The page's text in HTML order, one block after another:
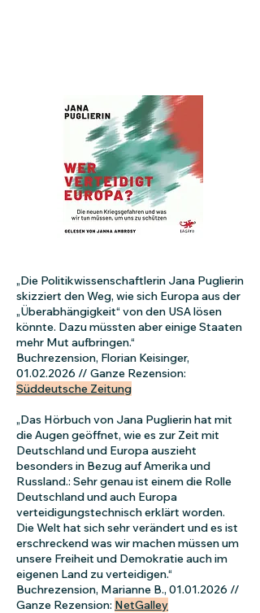
„Die Politikwissenschaftlerin Jana Puglierin
skizziert den Weg, wie sich Europa aus der
„Überabhängigkeit“ von den USA lösen
könnte. Dazu müssten aber einige Staaten
mehr Mut aufbringen.“
Buchrezension, Florian Keisinger,
01.02.2026 // Ganze Rezension:
Süddeutsche Zeitung
„Das Hörbuch von Jana Puglierin hat mit
die Augen geöffnet, wie es zur Zeit mit
Deutschland und Europa auszieht
besonders in Bezug auf Amerika und
Russland.: Sehr genau ist einem die Rolle
Deutschland und auch Europa
verteidigungstechnisch erklärt worden.
Die Welt hat sich sehr verändert und es ist
erschreckend was wir machen müssen um
unsere Freiheit und Demokratie auch im
eigenen Land zu verteidigen.“
Buchrezension, Marianne B., 01.01.2026 //
Ganze Rezension: NetGalley